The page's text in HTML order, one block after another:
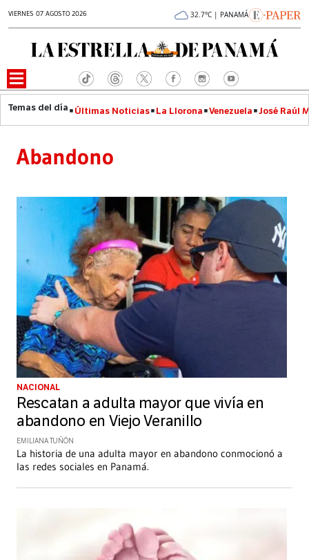
VIERNES 07 AGOSTO 2026 32.7°C | PANAMÁ
Últimas Noticias La Llorona Venezuela José Raúl
Abandono
NACIONAL
Rescatan a adulta mayor que vivía en
abandono en Viejo Veranillo
EMILIANA TUÑÓN
La historia de una adulta mayor en abandono conmocionó a
las redes sociales en Panamá.